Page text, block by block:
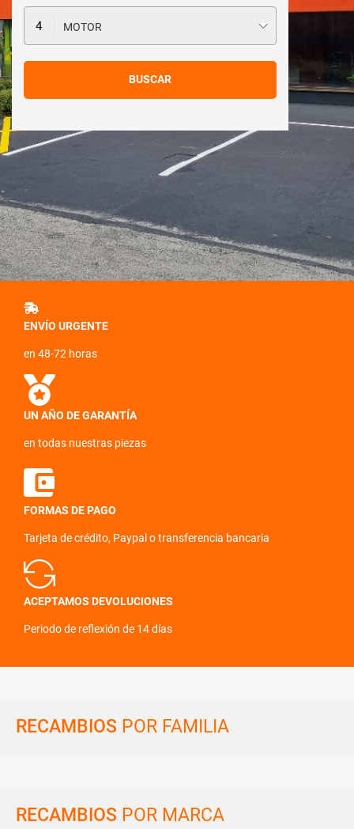
MOTOR
ENVÍO URGENTE
en 48-72 horas
UN AÑO DE GARANTÍA
en todas nuestras piezas
FORMAS DE PAGO
Tarjeta de crédito, Paypal o transferencia bancaria
ACEPTAMOS DEVOLUCIONES
Periodo de reflexión de 14 días
RECAMBIOS POR FAMILIA
RECAMBIOS POR MARCA